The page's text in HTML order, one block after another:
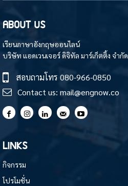
ABOUT US
เรียนภาษาอังกฤษออนไลน์
บริษัท แอดเวนเจอร์ ดิจิทัล มาร์เก็ตติ้ง จำกัด
สอบถามโทร 080-966-0850
Contact us: mail@engnow.co
LINKS
กิจกรรม
โปรโมชั่น